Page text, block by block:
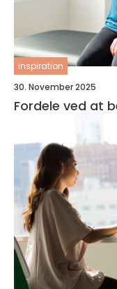
inspiration
30. November 2025
Fordele ved at